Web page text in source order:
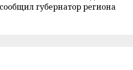
губернатор региона